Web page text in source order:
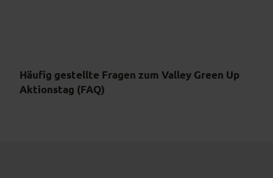
Häufig gestellte Fragen zum Valley Green Up
Aktionstag (FAQ)